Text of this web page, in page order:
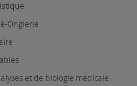
Onglerie
et de biologie médicale